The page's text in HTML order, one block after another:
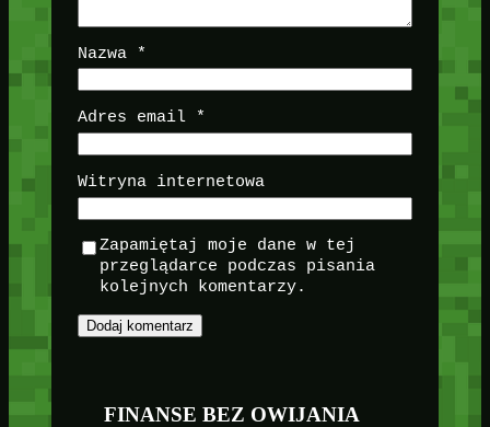
Nazwa *
Adres email *
Witryna internetowa
Zapamiętaj moje dane w tej
przeglądarce podczas pisania
kolejnych komentarzy.
FINANSE BEZ OWIJANIA